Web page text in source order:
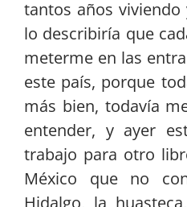
tantos años
lo describiría que
meterme en las
este país, porque
más bien, todavía
entender, y ayer
trabajo para otro
México que no